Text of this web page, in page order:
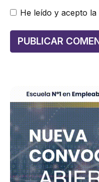
He leído y acepto la